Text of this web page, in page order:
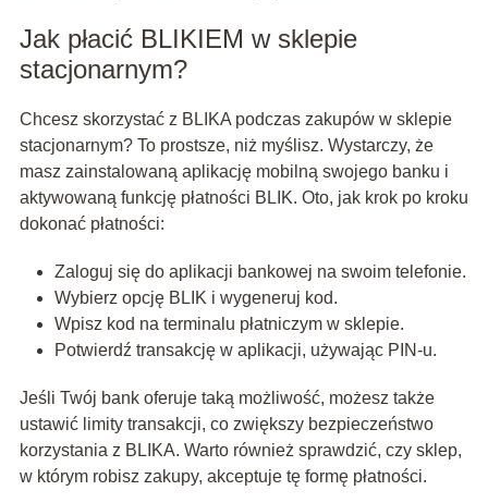
Jak płacić BLIKIEM w sklepie
stacjonarnym?
Chcesz skorzystać z BLIKA podczas zakupów w sklepie
stacjonarnym? To prostsze, niż myślisz. Wystarczy, że
masz zainstalowaną aplikację mobilną swojego banku i
aktywowaną funkcję płatności BLIK. Oto, jak krok po kroku
dokonać płatności:
Zaloguj się do aplikacji bankowej na swoim telefonie.
Wybierz opcję BLIK i wygeneruj kod.
Wpisz kod na terminalu płatniczym w sklepie.
Potwierdź transakcję w aplikacji, używając PIN-u.
Jeśli Twój bank oferuje taką możliwość, możesz także
ustawić limity transakcji, co zwiększy bezpieczeństwo
korzystania z BLIKA. Warto również sprawdzić, czy sklep,
w którym robisz zakupy, akceptuje tę formę płatności.